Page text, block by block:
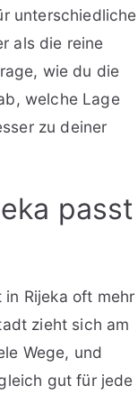
unterschiedliche
als die reine
wie du die
welche Lage
zu deiner
passt
Rijeka oft mehr
zieht sich am
Wege, und
gut für jede